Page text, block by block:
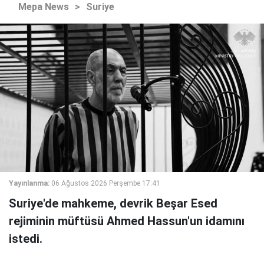
Mepa News > Suriye
Yayınlanma: 06 Ağustos 2026 Perşembe 17:41
Suriye'de mahkeme, devrik Beşar Esed
rejiminin müftüsü Ahmed Hassun'un idamını
istedi.